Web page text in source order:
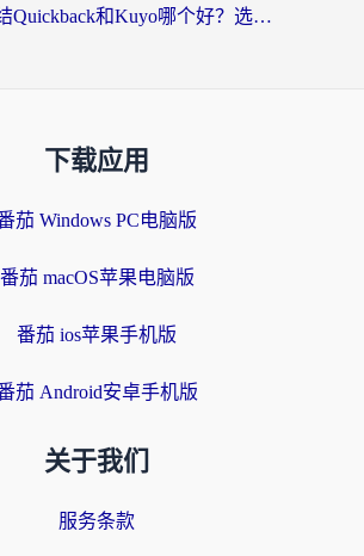
海外党纠结Quickback和Kuyo哪个好？选对回国加速器才能无缝刷国内资源
下载应用
茄 Windows PC电脑版
番茄 macOS苹果电脑版
番茄 ios苹果手机版
茄 Android安卓手机版
关于我们
服务条款